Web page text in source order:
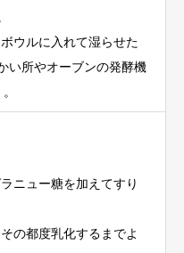
ウルに入れて湿らせた
い所やオーブンの発酵機
ニュー糖を加えてすり
の都度乳化するまでよ